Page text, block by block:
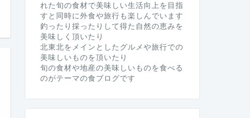
れた旬の食材で美味しい生活向上を目指
すと同時に外食や旅行も楽しんでいます
釣ったり採ったりして得た自然の恵みを
美味しく頂いたり
北東北をメインとしたグルメや旅行での
美味しいものを頂いたり
旬の食材や地産の美味しいものを食べる
のがテーマの食ブログです